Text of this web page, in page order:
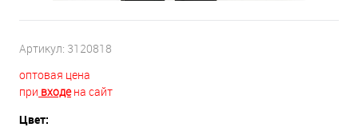
Артикул: 3120818
оптовая цена
при входена сайт
Цвет: